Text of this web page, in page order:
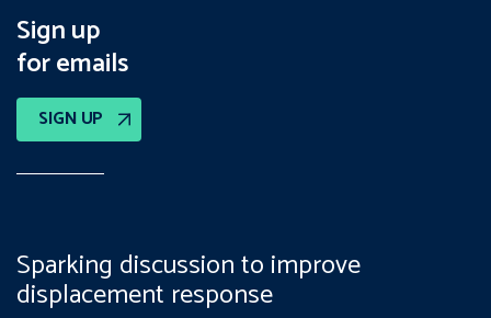
Sign up
for emails
SIGN UP
Sparking discussion to improve
displacement response